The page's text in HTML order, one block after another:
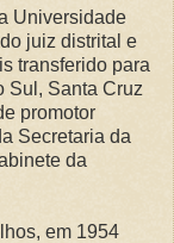
Universidade
juiz distrital e
transferido para
Sul, Santa Cruz
promotor
Secretaria da
da
em 1954